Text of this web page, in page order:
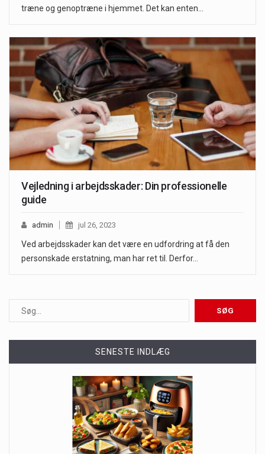
træne og genoptræne i hjemmet. Det kan enten…
Vejledning i arbejdsskader: Din professionelle
guide
admin jul 26, 2023
Ved arbejdsskader kan det være en udfordring at få den
personskade erstatning, man har ret til. Derfor…
SENESTE INDLÆG